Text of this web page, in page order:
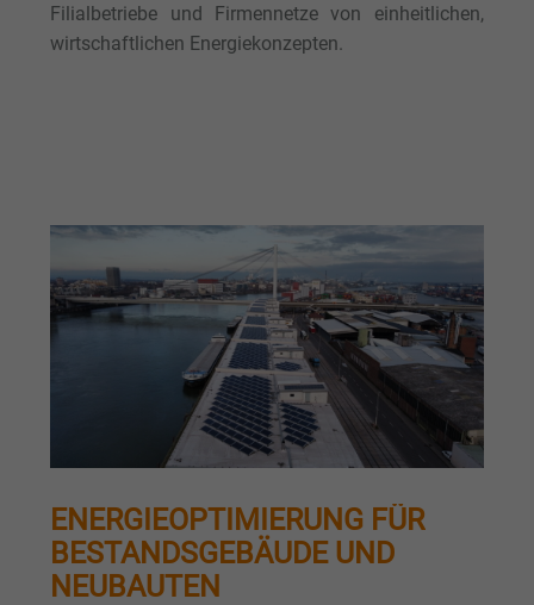
Filialbetriebe und Firmennetze von einheitlichen,
wirtschaftlichen Energiekonzepten.
ENERGIEOPTIMIERUNG FÜR
BESTANDSGEBÄUDE UND
NEUBAUTEN